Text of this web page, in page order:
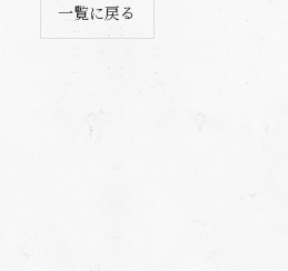
一覧に戻る